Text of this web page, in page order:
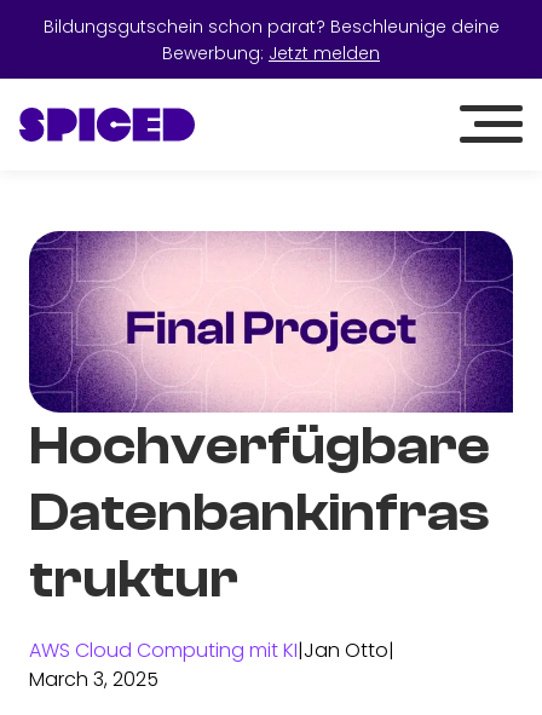
Bildungsgutschein schon parat? Beschleunige deine
Bewerbung: Jetzt melden
Hochverfügbare
Datenbankinfras
truktur
AWS Cloud Computing mit KI|Jan Otto|
March 3, 2025